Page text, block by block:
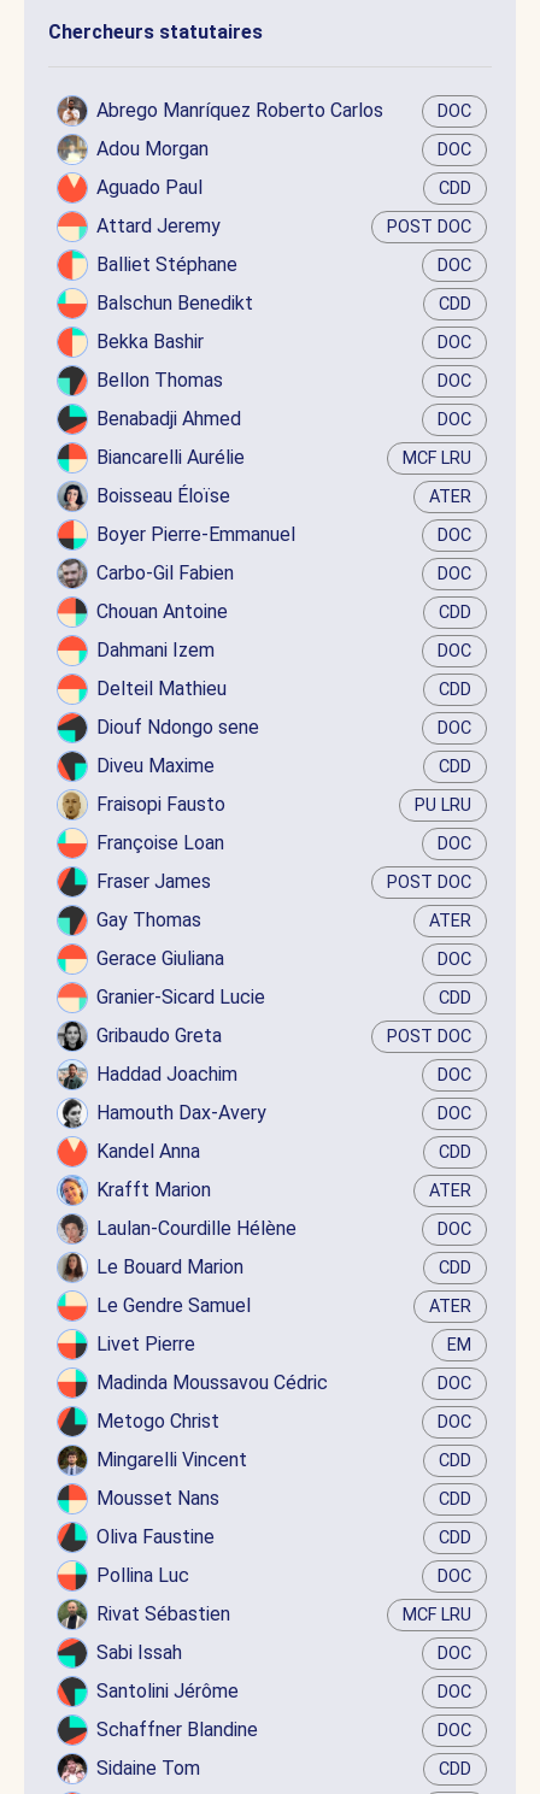
Chercheurs statutaires
Abrego Manríquez Roberto Carlos DOC
Adou Morgan DOC
Aguado Paul CDD
Attard Jeremy POST DOC
Balliet Stéphane DOC
Balschun Benedikt CDD
Bekka Bashir DOC
Bellon Thomas DOC
Benabadji Ahmed DOC
Biancarelli Aurélie MCF LRU
Boisseau Éloïse ATER
Boyer Pierre-Emmanuel DOC
Carbo-Gil Fabien DOC
Chouan Antoine CDD
Dahmani Izem DOC
Delteil Mathieu CDD
Diouf Ndongo sene DOC
Diveu Maxime CDD
Fraisopi Fausto PU LRU
Françoise Loan DOC
Fraser James POST DOC
Gay Thomas ATER
Gerace Giuliana DOC
Granier-Sicard Lucie CDD
Gribaudo Greta POST DOC
Haddad Joachim DOC
Hamouth Dax-Avery DOC
Kandel Anna CDD
Krafft Marion ATER
Laulan-Courdille Hélène DOC
Le Bouard Marion CDD
Le Gendre Samuel ATER
Livet Pierre EM
Madinda Moussavou Cédric DOC
Metogo Christ DOC
Mingarelli Vincent CDD
Mousset Nans CDD
Oliva Faustine CDD
Pollina Luc DOC
Rivat Sébastien MCF LRU
Sabi Issah DOC
Santolini Jérôme DOC
Schaffner Blandine DOC
Sidaine Tom CDD